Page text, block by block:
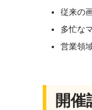
従来の
多忙な
営業領
開催